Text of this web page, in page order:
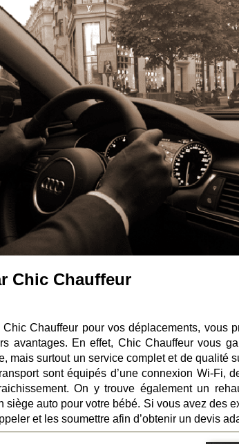
Chic Chauffeur
Chauffeur pour vos déplacements, vous
avantages. En effet, Chic Chauffeur vous
mais surtout un service complet et de qualité
sont équipés d’une connexion Wi-Fi,
On y trouve également un
siège auto pour votre bébé. Si vous avez des
et les soumettre afin d’obtenir un devis